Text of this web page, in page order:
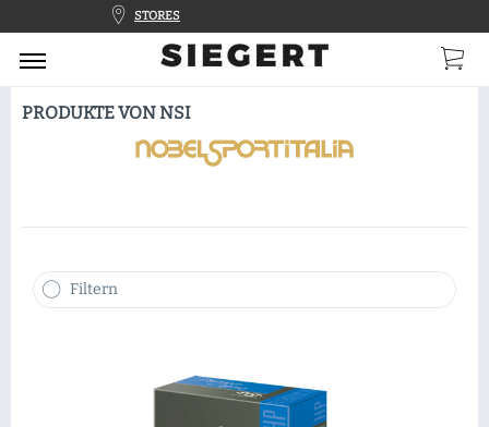
PRODUKTE VON NSI
Filtern